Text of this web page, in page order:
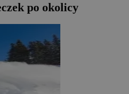
po okolicy